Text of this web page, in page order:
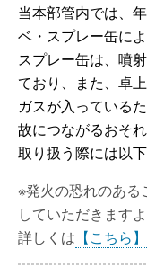
当本部管内では、
ベ・スプレー缶に
スプレー缶は、噴
ており、また、卓
ガスが入っている
故につながるおそれ
取り扱う際には以
※発火の恐れのある
していただきます
詳しくは 【こちら】